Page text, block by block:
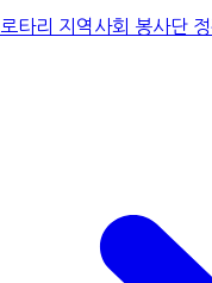
로타리 지역사회 봉사단